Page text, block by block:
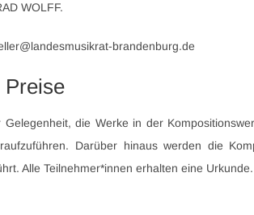
WOLFF.
brandenburg.de
Preise
Gelegenheit, die Werke in der
Darüber hinaus werden die
Alle Teilnehmer*innen erhalten eine Urkunde.